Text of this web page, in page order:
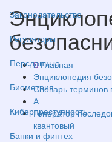
Законодательство
Регуляторы
Персданные
Биометрия
Киберпреступность
Банки и финтех
Главная
Энциклопедия
Словарь терминов
А
Генератор
квантовый